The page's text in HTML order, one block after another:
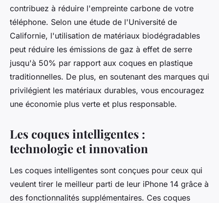
contribuez à réduire l'empreinte carbone de votre
téléphone. Selon une étude de l'Université de
Californie, l'utilisation de matériaux biodégradables
peut réduire les émissions de gaz à effet de serre
jusqu'à 50% par rapport aux coques en plastique
traditionnelles. De plus, en soutenant des marques qui
privilégient les matériaux durables, vous encouragez
une économie plus verte et plus responsable.
Les coques intelligentes :
technologie et innovation
Les coques intelligentes sont conçues pour ceux qui
veulent tirer le meilleur parti de leur iPhone 14 grâce à
des fonctionnalités supplémentaires. Ces coques